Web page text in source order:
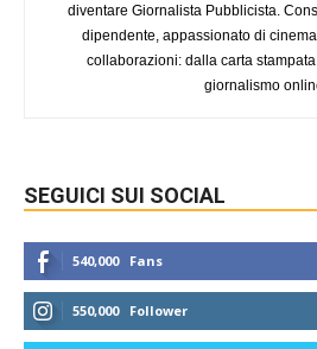
diventare Giornalista Pubblicista.
dipendente, appassionato di
collaborazioni: dalla carta
giornalismo
SEGUICI SUI SOCIAL
540,000 Fans
550,000 Follower